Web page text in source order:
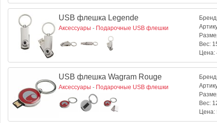
USB флешка Legende
Аксессуары - Подарочные USB флешки
Вес:
Цена:
USB флешка Wagram Rouge
Аксессуары - Подарочные USB флешки
Вес:
Цена: